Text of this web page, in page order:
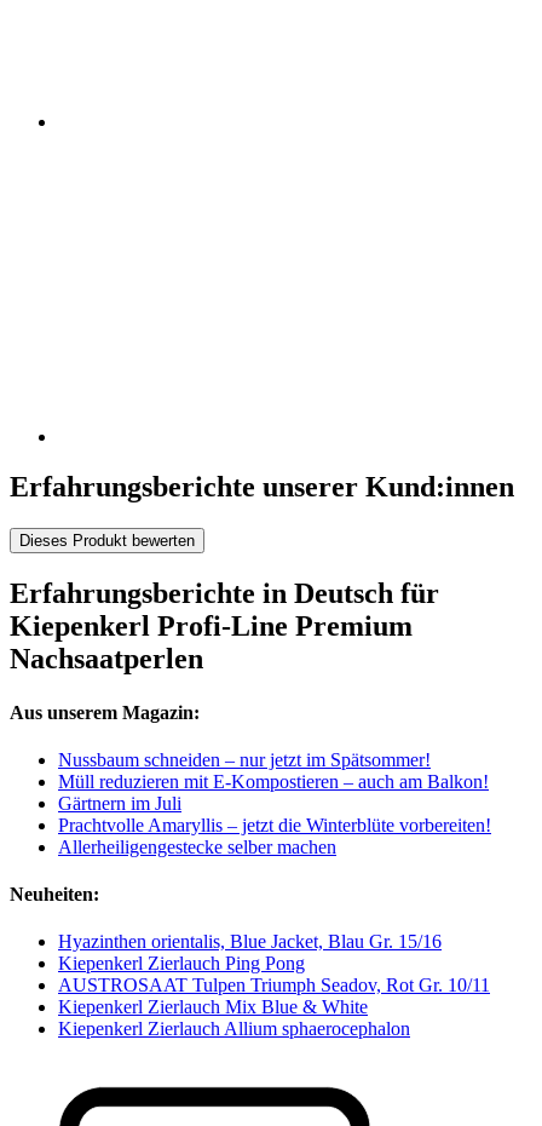
Erfahrungsberichte unserer Kund:innen
Dieses Produkt bewerten
Erfahrungsberichte in Deutsch für
Kiepenkerl Profi-Line Premium
Nachsaatperlen
Aus unserem Magazin:
Nussbaum schneiden – nur jetzt im Spätsommer!
Müll reduzieren mit E-Kompostieren – auch am Balkon!
Gärtnern im Juli
Prachtvolle Amaryllis – jetzt die Winterblüte vorbereiten!
Allerheiligengestecke selber machen
Neuheiten:
Hyazinthen orientalis, Blue Jacket, Blau Gr. 15/16
Kiepenkerl Zierlauch Ping Pong
AUSTROSAAT Tulpen Triumph Seadov, Rot Gr. 10/11
Kiepenkerl Zierlauch Mix Blue & White
Kiepenkerl Zierlauch Allium sphaerocephalon